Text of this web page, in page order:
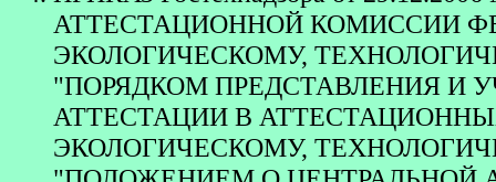
АТТЕСТАЦИОННОЙ КОМИССИИ
ЭКОЛОГИЧЕСКОМУ,
"ПОРЯДКОМ ПРЕДСТАВЛЕНИЯ И
АТТЕСТАЦИИ В
ЭКОЛОГИЧЕСКОМУ,